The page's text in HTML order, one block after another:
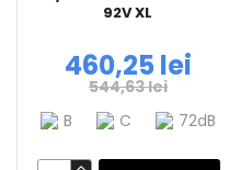
92V XL
460,25 lei
544,63 lei
B
C 72dB